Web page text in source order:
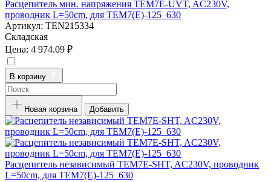
Расцепитель мин. напряжения TEM7E-UVT, AC230V,
проводник L=50cm, для TEM7(E)-125_630
Артикул: TEN215334
Складская
Цена: 4 974.09 ₽
В корзину
Новая корзина Добавить
Расцепитель независимый TEM7E-SHT, AC230V, проводник
L=50cm, для TEM7(E)-125_630